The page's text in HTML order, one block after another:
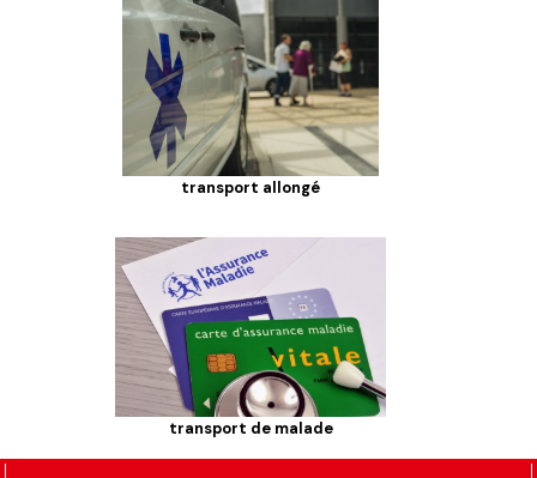
transport allongé
transport de malade